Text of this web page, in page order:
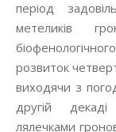
період
метеликів
розвиток
виходячи з
другій
лялечками